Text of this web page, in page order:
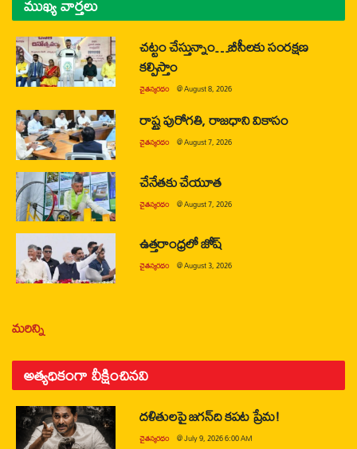
ముఖ్య వార్తలు
చట్టం చేస్తున్నాం…బీసీలకు సంరక్షణ
కల్పిస్తాం
చైతన్యరధం @August 8, 2026
రాష్ట్ర పురోగతి, రాజధాని వికాసం
చైతన్యరధం @August 7, 2026
చేనేతకు చేయూత
చైతన్యరధం @August 7, 2026
ఉత్తరాంధ్రలో జోష్
చైతన్యరధం @August 3, 2026
మరిన్ని
అత్యధికంగా వీక్షించినవి
దళితులపై జగన్‌ది కపట ప్రేమ!
చైతన్యరధం @July 9, 2026 6:00 AM